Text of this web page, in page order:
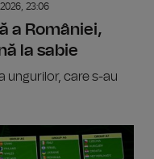
23:06
a României,
la sabie
ungurilor, care s-au